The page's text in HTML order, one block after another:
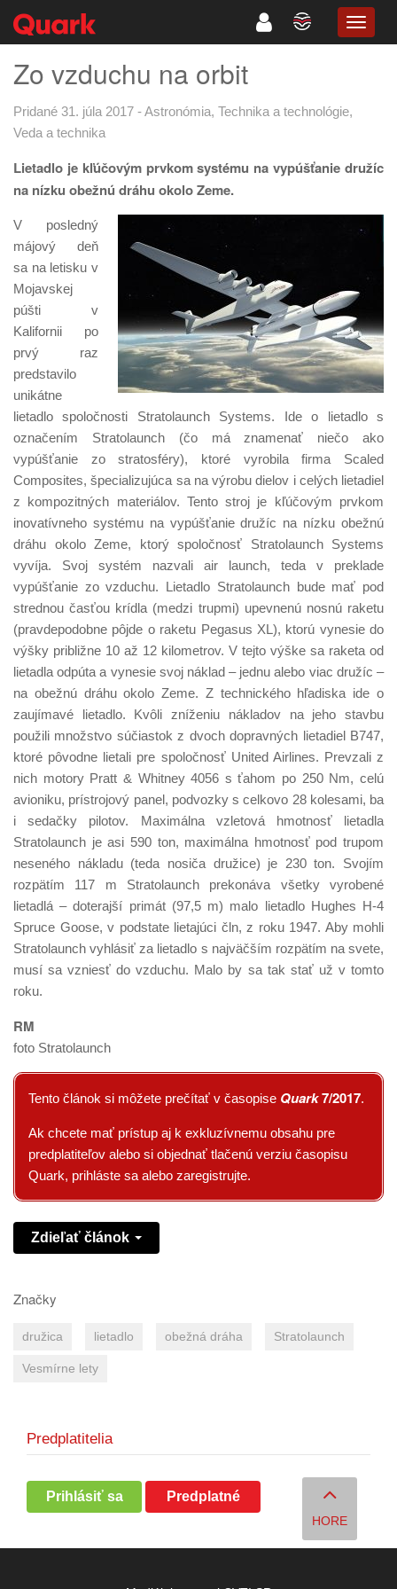
Zo vzduchu na orbit
Pridané 31. júla 2017 -Astronómia, Technika a technológie,
Veda a technika
Lietadlo je kľúčovým prvkom systému na vypúšťanie družíc
na nízku obežnú dráhu okolo Zeme.
V posledný
májový deň
sa na letisku v
Mojavskej
púšti v
Kalifornii po
prvý raz
predstavilo
unikátne
lietadlo spoločnosti Stratolaunch Systems. Ide o lietadlo s
označením Stratolaunch (čo má znamenať niečo ako
vypúšťanie zo stratosféry), ktoré vyrobila firma Scaled
Composites, špecializujúca sa na výrobu dielov i celých lietadiel
z kompozitných materiálov. Tento stroj je kľúčovým prvkom
inovatívneho systému na vypúšťanie družíc na nízku obežnú
dráhu okolo Zeme, ktorý spoločnosť Stratolaunch Systems
vyvíja. Svoj systém nazvali air launch, teda v preklade
vypúšťanie zo vzduchu. Lietadlo Stratolaunch bude mať pod
strednou časťou krídla (medzi trupmi) upevnenú nosnú raketu
(pravdepodobne pôjde o raketu Pegasus XL), ktorú vynesie do
výšky približne 10 až 12 kilometrov. V tejto výške sa raketa od
lietadla odpúta a vynesie svoj náklad – jednu alebo viac družíc –
na obežnú dráhu okolo Zeme. Z technického hľadiska ide o
zaujímavé lietadlo. Kvôli zníženiu nákladov na jeho stavbu
použili množstvo súčiastok z dvoch dopravných lietadiel B747,
ktoré pôvodne lietali pre spoločnosť United Airlines. Prevzali z
nich motory Pratt & Whitney 4056 s ťahom po 250 Nm, celú
avioniku, prístrojový panel, podvozky s celkovo 28 kolesami, ba
i sedačky pilotov. Maximálna vzletová hmotnosť lietadla
Stratolaunch je asi 590 ton, maximálna hmotnosť pod trupom
neseného nákladu (teda nosiča družice) je 230 ton. Svojím
rozpätím 117 m Stratolaunch prekonáva všetky vyrobené
lietadlá – doterajší primát (97,5 m) malo lietadlo Hughes H-4
Spruce Goose, v podstate lietajúci čln, z roku 1947. Aby mohli
Stratolaunch vyhlásiť za lietadlo s najväčším rozpätím na svete,
musí sa vzniesť do vzduchu. Malo by sa tak stať už v tomto
roku.
RM
foto Stratolaunch
Tento článok si môžete prečítať v časopise Quark7/2017.
Ak chcete mať prístup aj k exkluzívnemu obsahu pre
predplatiteľov alebo si objednať tlačenú verziu časopisu
Quark, prihláste sa alebo zaregistrujte.
Zdieľať článok
Značky
družica lietadlo obežná dráha Stratolaunch
Vesmírne lety
Predplatitelia
Prihlásiť sa Predplatné
HORE